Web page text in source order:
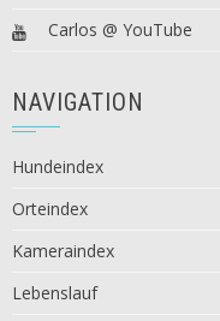
Carlos @ YouTube
NAVIGATION
Hundeindex
Orteindex
Kameraindex
Lebenslauf